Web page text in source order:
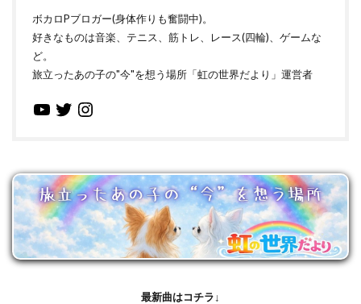
ボカロPブロガー(身体作りも奮闘中)。
好きなものは音楽、テニス、筋トレ、レース(四輪)、ゲームな
ど。
旅立ったあの子の"今"を想う場所「虹の世界だより」運営者
最新曲はコチラ↓